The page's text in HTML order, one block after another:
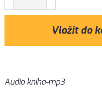
Audio kniha-mp3